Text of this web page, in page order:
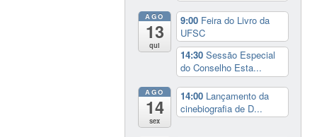
AGO
13
qui
9:00 Feira do Livro da
UFSC
14:30Sessão Especial
do Conselho Esta...
AGO
14
sex
14:00 Lançamento da
cinebiografia de D...